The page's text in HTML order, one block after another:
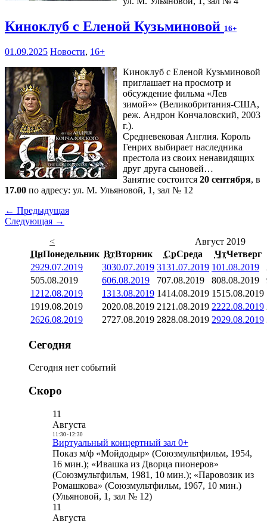
Киноклуб с Еленой Кузьминовой 16+
01.09.2025 Новости, 16+
Киноклуб с Еленой Кузьминовой
приглашает на просмотр и
обсуждение фильма «Лев
зимой»» (Великобритания-США,
реж. Андрон Кончаловский, 2003
г.).
Средневековая Англия. Король
Генрих выбирает наследника
престола из своих ненавидящих
друг друга сыновей…
Занятие состоится 20 сентября, в
17.00 по адресу: ул. М. Ульяновой, 1, зал № 12
← Предыдущая
Следующая →
<
Август 2019
ПнПонедельник ВтВторник СрСреда ЧтЧетверг
2929.07.2019 3030.07.2019 3131.07.2019 101.08.2019
505.08.2019 606.08.2019 707.08.2019 808.08.2019
1212.08.2019 1313.08.2019 1414.08.2019 1515.08.2019
1919.08.2019 2020.08.2019 21 21.08.2019 2222.08.2019
2626.08.2019 2727.08.2019 2828.08.2019 2929.08.2019
Сегодня
Сегодня нет событий
Скоро
11
Августа
11:30- 12:30
Виртуальный концертный зал 0+
Показ м/ф «Мойдодыр» (Союзмультфильм, 1954,
16 мин.); «Ивашка из Дворца пионеров»
(Союзмультфильм, 1981, 10 мин.); «Паровозик из
Ромашкова» (Союзмультфильм, 1967, 10 мин.)
(Ульяновой, 1, зал № 12)
11
Августа